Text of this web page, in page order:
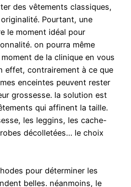
des vêtements classiques,
Pourtant, une
le moment idéal pour
on pourra même
de la clinique en vous
effet, contrairement à ce que
enceintes peuvent rester
grossesse. la solution est
qui affinent la taille.
les leggins, les cache-
décolletées… le choix
pour déterminer les
belles. néanmoins, le